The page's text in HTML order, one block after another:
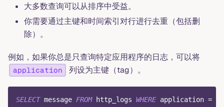
大多数查询可以从排序中受益。
你需要通过主键和时间索引对行进行去重（包括删
除）。
例如，如果你总是只查询特定应用程序的日志，可以将
application 列设为主键（tag）。
SELECT message FROM http_logs WHERE application =